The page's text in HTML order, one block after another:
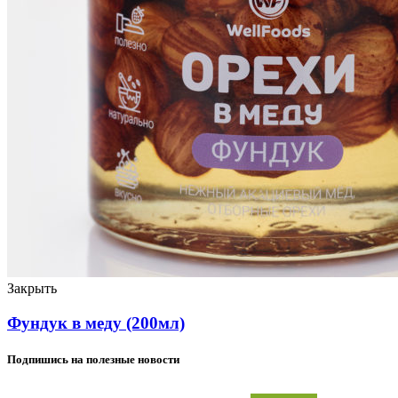
Закрыть
Фундук в меду (200мл)
Подпишись на полезные новости